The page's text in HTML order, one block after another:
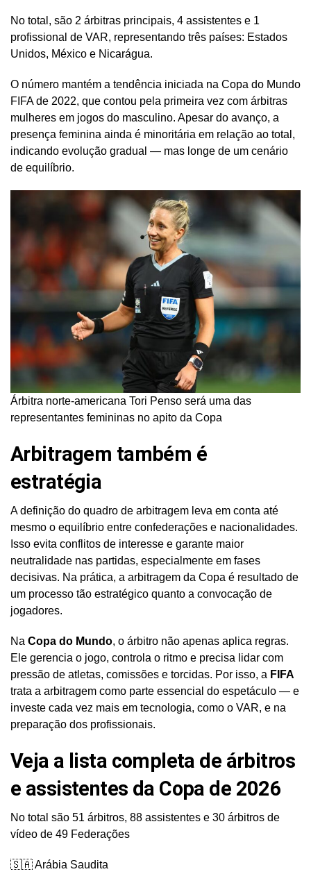
No total, são 2 árbitras principais, 4 assistentes e 1
profissional de VAR, representando três países: Estados
Unidos, México e Nicarágua.
O número mantém a tendência iniciada na Copa do Mundo
FIFA de 2022, que contou pela primeira vez com árbitras
mulheres em jogos do masculino. Apesar do avanço, a
presença feminina ainda é minoritária em relação ao total,
indicando evolução gradual — mas longe de um cenário
de equilíbrio.
Árbitra norte-americana Tori Penso será uma das
representantes femininas no apito da Copa
Arbitragem também é
estratégia
A definição do quadro de arbitragem leva em conta até
mesmo o equilíbrio entre confederações e nacionalidades.
Isso evita conflitos de interesse e garante maior
neutralidade nas partidas, especialmente em fases
decisivas. Na prática, a arbitragem da Copa é resultado de
um processo tão estratégico quanto a convocação de
jogadores.
Na Copa do Mundo, o árbitro não apenas aplica regras.
Ele gerencia o jogo, controla o ritmo e precisa lidar com
pressão de atletas, comissões e torcidas. Por isso, a FIFA
trata a arbitragem como parte essencial do espetáculo — e
investe cada vez mais em tecnologia, como o VAR, e na
preparação dos profissionais.
Veja a lista completa de árbitros
e assistentes da Copa de 2026
No total são 51 árbitros, 88 assistentes e 30 árbitros de
vídeo de 49 Federações
🇸🇦 Arábia Saudita